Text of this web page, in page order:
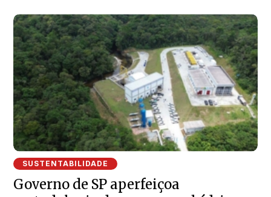
SUSTENTABILIDADE
Governo de SP aperfeiçoa